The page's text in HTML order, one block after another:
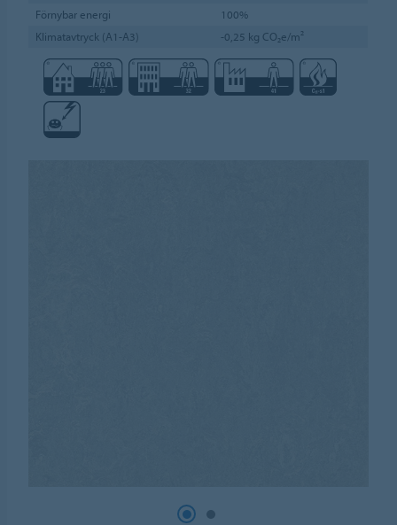
Förnybar energi
100%
Klimatavtryck (A1-A3)
-0,25 kg CO₂e/m²